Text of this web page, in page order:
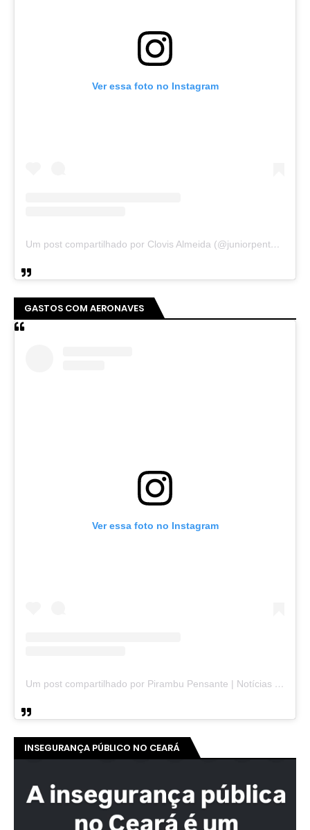
Ver essa foto no Instagram
Um post compartilhado por Clovis Almeida (@juniorpentecoste01)
GASTOS COM AERONAVES
Ver essa foto no Instagram
Um post compartilhado por Pirambu Pensante | Notícias & Entretenimento (@pirambupensante)
INSEGURANÇA PÚBLICO NO CEARÁ